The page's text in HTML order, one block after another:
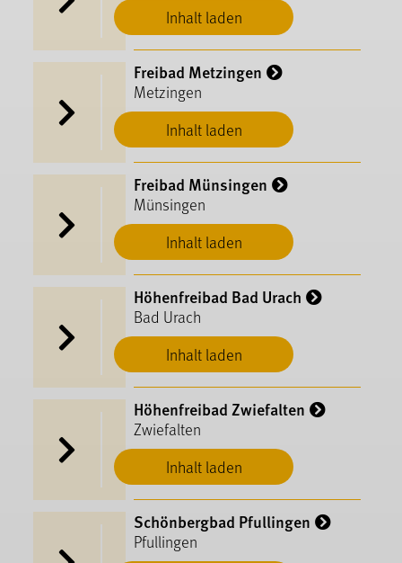
Inhalt laden
Inhalt laden
Freibad Metzingen
Metzingen
Inhalt laden
Freibad Münsingen
Münsingen
Inhalt laden
Höhenfreibad Bad Urach
Bad Urach
Inhalt laden
Höhenfreibad Zwiefalten
Zwiefalten
Schönbergbad Pfullingen
Pfullingen